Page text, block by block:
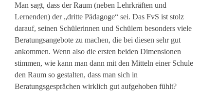
Man sagt, dass der Raum (neben Lehrkräften und
Lernenden) der „dritte Pädagoge“ sei. Das FvS ist stolz
darauf, seinen Schülerinnen und Schülern besonders viele
Beratungsangebote zu machen, die bei diesen sehr gut
ankommen. Wenn also die ersten beiden Dimensionen
stimmen, wie kann man dann mit den Mitteln einer Schule
den Raum so gestalten, dass man sich in
Beratungsgesprächen wirklich gut aufgehoben fühlt?